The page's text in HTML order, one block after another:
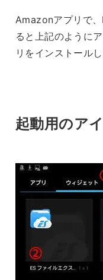
Amazonアプリで
ると上記のように
リをインストール
起動用のア